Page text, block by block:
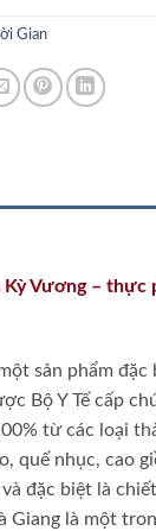
Gian
Vương – thực
sản phẩm đặc
Bộ Y Tế cấp
từ các loại
quế nhục, cao
đặc biệt là
Giang là một